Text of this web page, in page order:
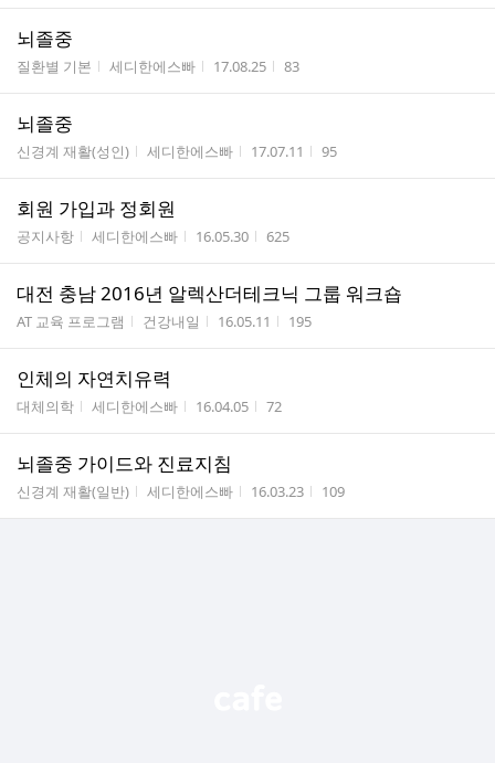
뇌졸중
게시판명
질환별 기본 작성자
세디한에스빠 작성시간
17.08.25 조회수
83
뇌졸중
게시판명
신경계 재활(성인) 작성자
세디한에스빠 작성시간
17.07.11 조회수
95
회원 가입과 정회원
게시판명
공지사항 작성자
세디한에스빠 작성시간
16.05.30 조회수
625
대전 충남 2016년 알렉산더테크닉 그룹 워크숍
게시판명
AT 교육 프로그램 작성자
건강내일 작성시간
16.05.11 조회수
195
인체의 자연치유력
게시판명
대체의학 작성자
세디한에스빠 작성시간
16.04.05 조회수
72
뇌졸중 가이드와 진료지침
게시판명
신경계 재활(일반) 작성자
세디한에스빠 작성시간
16.03.23 조회수
109